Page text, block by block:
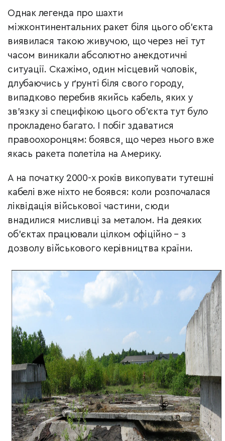
Однак легенда про шахти
міжконтинентальних ракет біля цього об’єкта
виявилася такою живучою, що через неї тут
часом виникали абсолютно анекдотичні
ситуації. Скажімо, один місцевий чоловік,
длубаючись у ґрунті біля свого городу,
випадково перебив якийсь кабель, яких у
зв’язку зі специфікою цього об’єкта тут було
прокладено багато. І побіг здаватися
правоохоронцям: боявся, що через нього вже
якась ракета полетіла на Америку.
А на початку 2000-х років викопувати тутешні
кабелі вже ніхто не боявся: коли розпочалася
ліквідація військової частини, сюди
внадилися мисливці за металом. На деяких
об’єктах працювали цілком офіційно – з
дозволу військового керівництва країни.